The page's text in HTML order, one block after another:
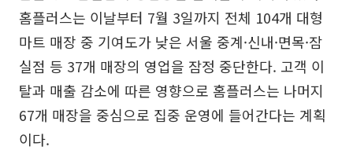
홈플러스는 이날부터 7월 3일까지 전체 104개 대형
마트 매장 중 기여도가 낮은 서울 중계·신내·면목·잠
실점 등 37개 매장의 영업을 잠정 중단한다. 고객 이
탈과 매출 감소에 따른 영향으로 홈플러스는 나머지
67개 매장을 중심으로 집중 운영에 들어간다는 계획
이다.